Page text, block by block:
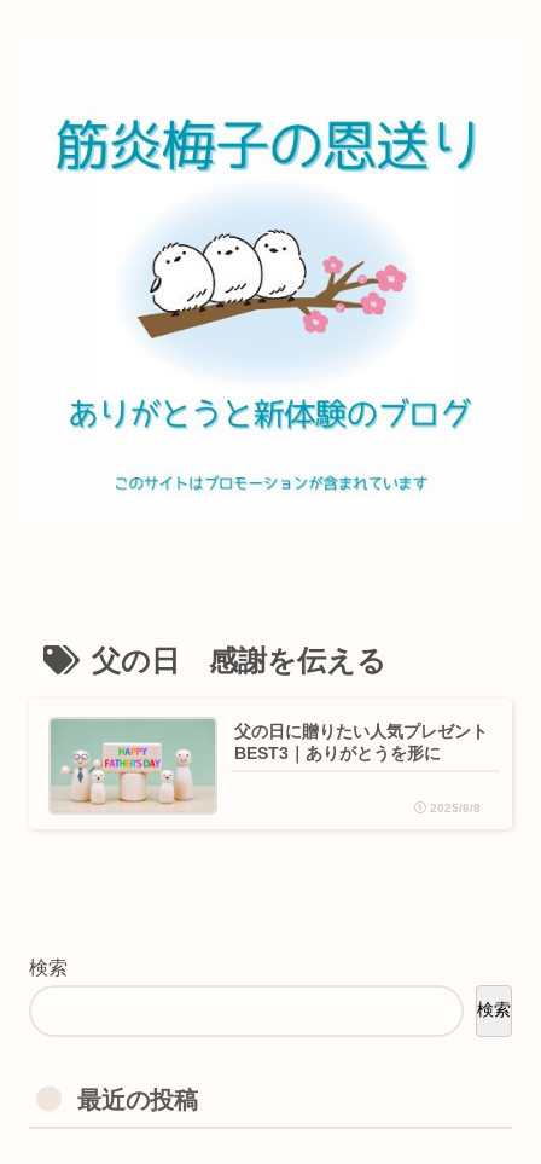
父の日 感謝を伝える
父の日に贈りたい人気プレゼント
BEST3｜ありがとうを形に
2025/6/8
検索
検索
最近の投稿